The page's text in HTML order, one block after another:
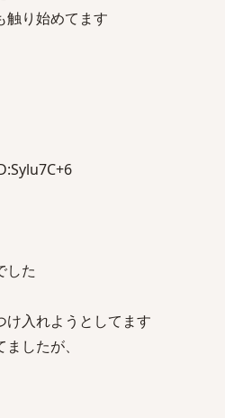
触り始めてます
した
入れようとしてます
したが、